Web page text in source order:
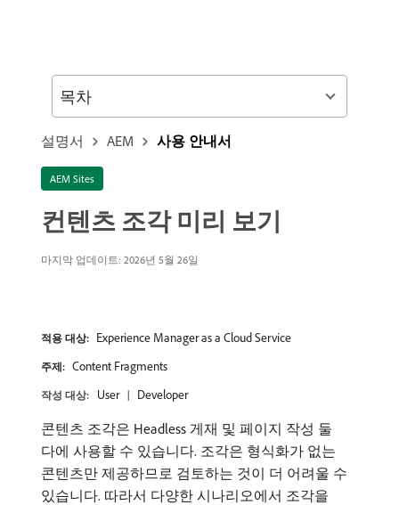
설명서 AEM 사용 안내서
AEM Sites
컨텐츠 조각 미리 보기
마지막 업데이트: 2026년 5월 26일
적용 대상: Experience Manager as a Cloud Service
주제: Content Fragments
작성 대상: User Developer
콘텐츠 조각은 Headless 게재 및 페이지 작성 둘
다에 사용할 수 있습니다. 조각은 형식화가 없는
콘텐츠만 제공하므로 검토하는 것이 더 어려울 수
있습니다. 따라서 다양한 시나리오에서 조각을
목차